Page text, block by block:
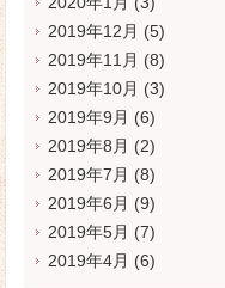
2019年12月 (5)
2019年11月 (8)
2019年10月 (3)
2019年9月 (6)
2019年8月 (2)
2019年7月 (8)
2019年6月 (9)
2019年5月 (7)
2019年4月 (6)